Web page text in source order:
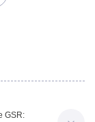
GSR: